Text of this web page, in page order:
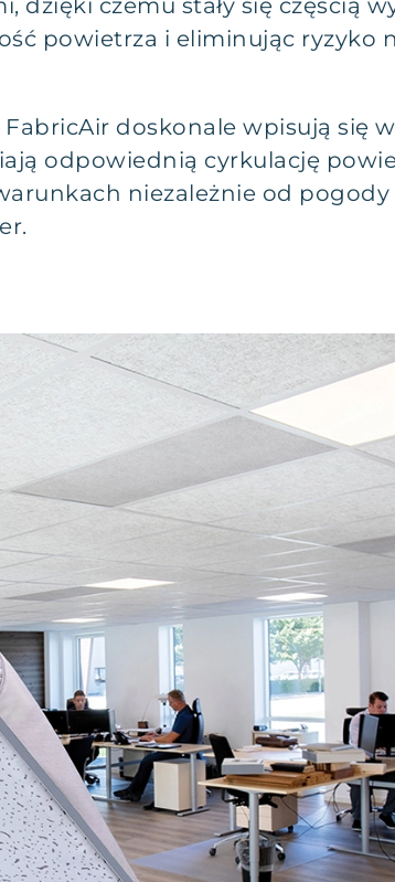
dzięki czemu stały się częścią
powietrza i eliminując ryzyko
doskonale wpisują się
odpowiednią cyrkulację
niezależnie od pogody